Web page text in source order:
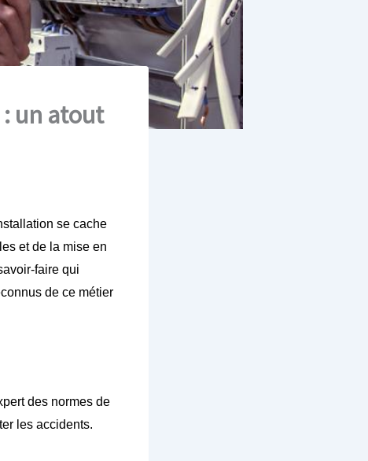
un atout
se cache
et de la mise en
faire qui
de ce métier
des normes de
les accidents.